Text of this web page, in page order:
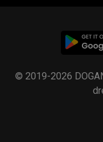
© 2019-2026